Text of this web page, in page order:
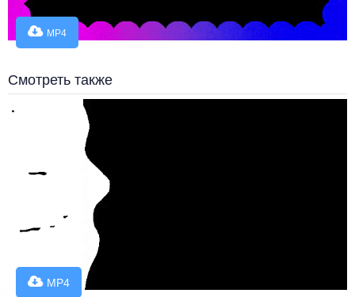
MP4
Смотреть также
MP4